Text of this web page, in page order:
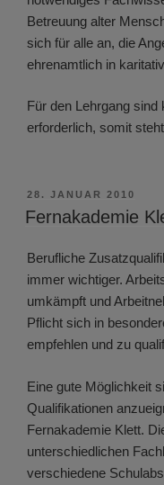
Betreuung alter
sich für alle an, die
ehrenamtlich in
Für den Lehrgang
erforderlich, somit
VERÖFFENTLICHT
AM
28. JANUAR 2010
Fernakademie
Berufliche
immer wichtiger.
umkämpft und
Pflicht sich in
empfehlen und zu
Eine gute Möglichkeit
Qualifikationen
Fernakademie Klett.
unterschiedlichen
verschiedene